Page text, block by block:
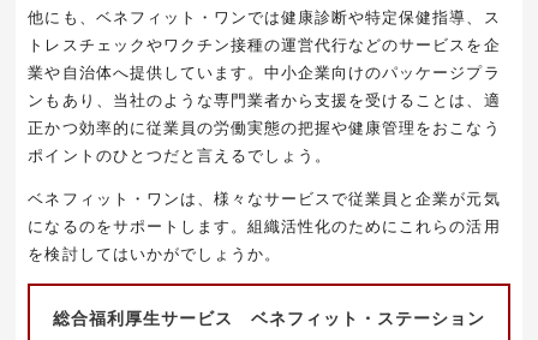
他にも、ベネフィット・ワンでは健康診断や特定保健指導、ス
トレスチェックやワクチン接種の運営代行などのサービスを企
業や自治体へ提供しています。中小企業向けのパッケージプラ
ンもあり、当社のような専門業者から支援を受けることは、適
正かつ効率的に従業員の労働実態の把握や健康管理をおこなう
ポイントのひとつだと言えるでしょう。
ベネフィット・ワンは、様々なサービスで従業員と企業が元気
になるのをサポートします。組織活性化のためにこれらの活用
を検討してはいかがでしょうか。
総合福利厚生サービス ベネフィット・ステーション